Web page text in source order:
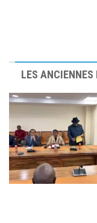
LES ANCIENNES